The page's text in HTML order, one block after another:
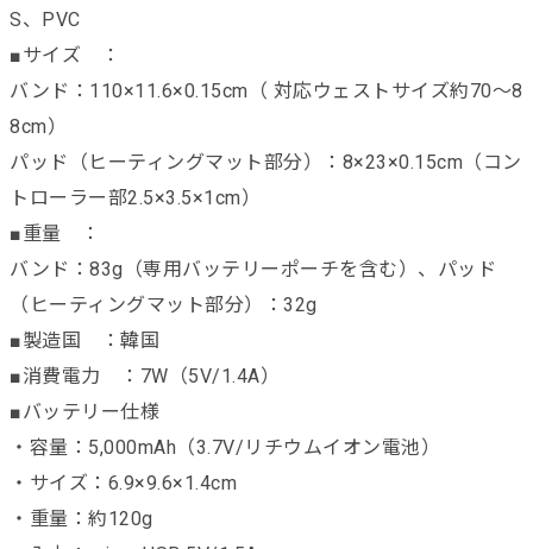
S、PVC
■サイズ ：
バンド：110×11.6×0.15cm（ 対応ウェストサイズ約70～8
8cm）
パッド（ヒーティングマット部分）：8×23×0.15cm（コン
トローラー部2.5×3.5×1cm）
■重量 ：
バンド：83g（専用バッテリーポーチを含む）、パッド
（ヒーティングマット部分）：32g
■製造国 ：韓国
■消費電力 ：7W（5V/1.4A）
■バッテリー仕様
・容量：5,000mAh（3.7V/リチウムイオン電池）
・サイズ：6.9×9.6×1.4cm
・重量：約120g